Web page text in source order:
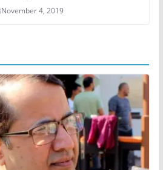
November 4, 2019